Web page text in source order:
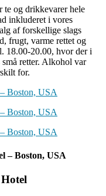
te og drikkevarer hele
inkluderet i vores
af forskellige slags
frugt, varme rettet og
18.00-20.00, hvor der i
retter. Alkohol var
for.